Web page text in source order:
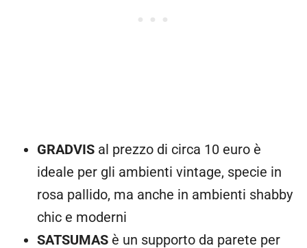
GRADVIS al prezzo di circa 10 euro è
ideale per gli ambienti vintage, specie in
rosa pallido, ma anche in ambienti shabby
chic e moderni
SATSUMAS è un supporto da parete per